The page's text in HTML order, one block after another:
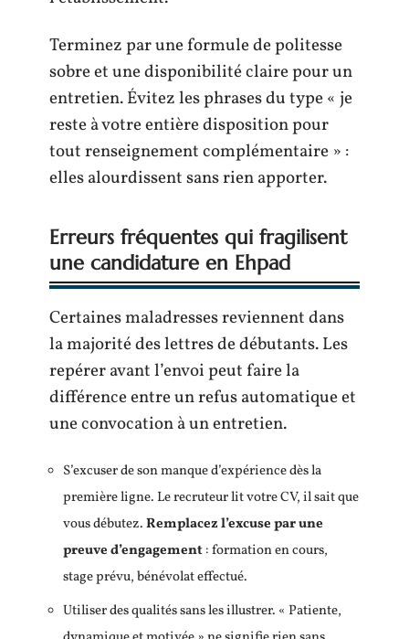
Terminez par une formule de politesse
sobre et une disponibilité claire pour un
entretien. Évitez les phrases du type « je
reste à votre entière disposition pour
tout renseignement complémentaire » :
elles alourdissent sans rien apporter.
Erreurs fréquentes qui fragilisent
une candidature en Ehpad
Certaines maladresses reviennent dans
la majorité des lettres de débutants. Les
repérer avant l’envoi peut faire la
différence entre un refus automatique et
une convocation à un entretien.
S’excuser de son manque d’expérience dès la
première ligne. Le recruteur lit votre CV, il sait que
vous débutez.Remplacez l’excuse par une
preuve d’engagement: formation en cours,
stage prévu, bénévolat effectué.
Utiliser des qualités sans les illustrer. « Patiente,